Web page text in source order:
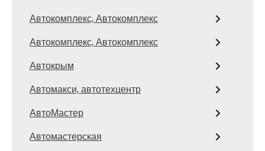
Автокомплекс, Автокомплекс
Автокомплекс, Автокомплекс
Автокрым
Автомакси, автотехцентр
АвтоМастер
Автомастерская